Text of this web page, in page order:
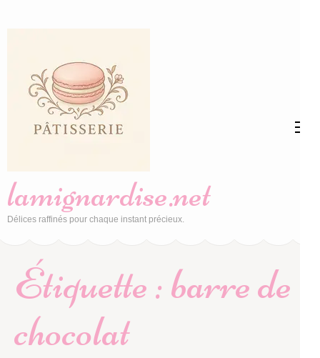
(Pressez
Entrée)
lamignardise.net
Délices raffinés pour chaque instant précieux.
Étiquette :barre de
chocolat